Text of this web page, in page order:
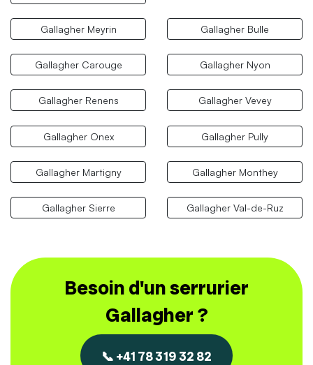
Gallagher Meyrin Gallagher Bulle
Gallagher Carouge Gallagher Nyon
Gallagher Renens Gallagher Vevey
Gallagher Onex Gallagher Pully
Gallagher Martigny Gallagher Monthey
Gallagher Sierre Gallagher Val-de-Ruz
Besoin d'un serrurier
Gallagher ?
📞 +41 78 319 32 82